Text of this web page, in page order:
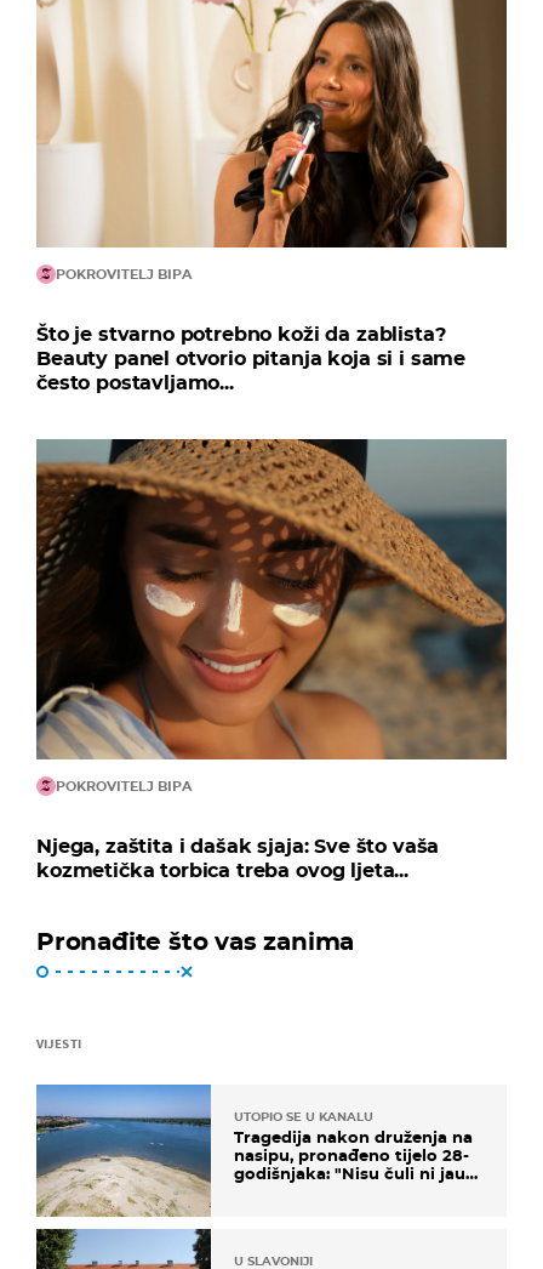
POKROVITELJ BIPA
Što je stvarno potrebno koži da zablista?
Beauty panel otvorio pitanja koja si i same
često postavljamo...
POKROVITELJ BIPA
Njega, zaštita i dašak sjaja: Sve što vaša
kozmetička torbica treba ovog ljeta...
Pronađite što vas zanima
VIJESTI
UTOPIO SE U KANALU
Tragedija nakon druženja na
nasipu, pronađeno tijelo 28-
godišnjaka: "Nisu čuli ni jauk
U SLAVONIJI